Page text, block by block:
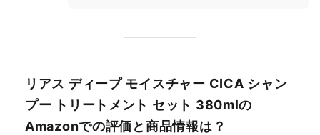
リアス ディープ モイスチャー CICA シャン
プー トリートメント セット 380mlの
Amazonでの評価と商品情報は？